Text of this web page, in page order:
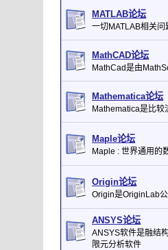
MATLAB论坛
一切MATLAB相关问
MathCAD论坛
MathCad是由
Mathematica论坛
Mathematica是比较
Maple论坛
Maple : 世界通用的
Origin论坛
Origin是OriginLab
ANSYS论坛
ANSYS软件是融结
限元分析软件